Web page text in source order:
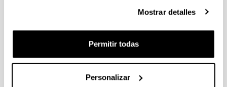
Mostrar detalles
Permitir todas
Personalizar
Datos de contacto
Convocatoria
Documentos
(Abre una nueva ventana)
Resumen y procedimiento interno en la